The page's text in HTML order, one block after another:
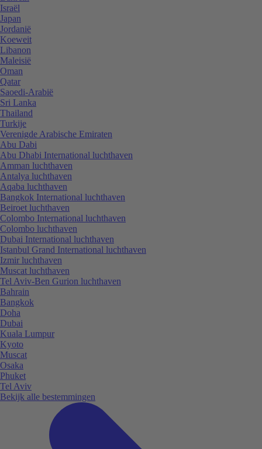
Israël
Japan
Jordanië
Koeweit
Libanon
Maleisië
Oman
Qatar
Saoedi-Arabië
Sri Lanka
Thailand
Turkije
Verenigde Arabische Emiraten
Abu Dabi
Abu Dhabi International luchthaven
Amman luchthaven
Antalya luchthaven
Aqaba luchthaven
Bangkok International luchthaven
Beiroet luchthaven
Colombo International luchthaven
Colombo luchthaven
Dubai International luchthaven
Istanbul Grand International luchthaven
Izmir luchthaven
Muscat luchthaven
Tel Aviv-Ben Gurion luchthaven
Bahrain
Bangkok
Doha
Dubai
Kuala Lumpur
Kyoto
Muscat
Osaka
Phuket
Tel Aviv
Bekijk alle bestemmingen